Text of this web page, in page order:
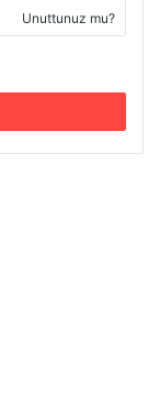
Unuttunuz mu?